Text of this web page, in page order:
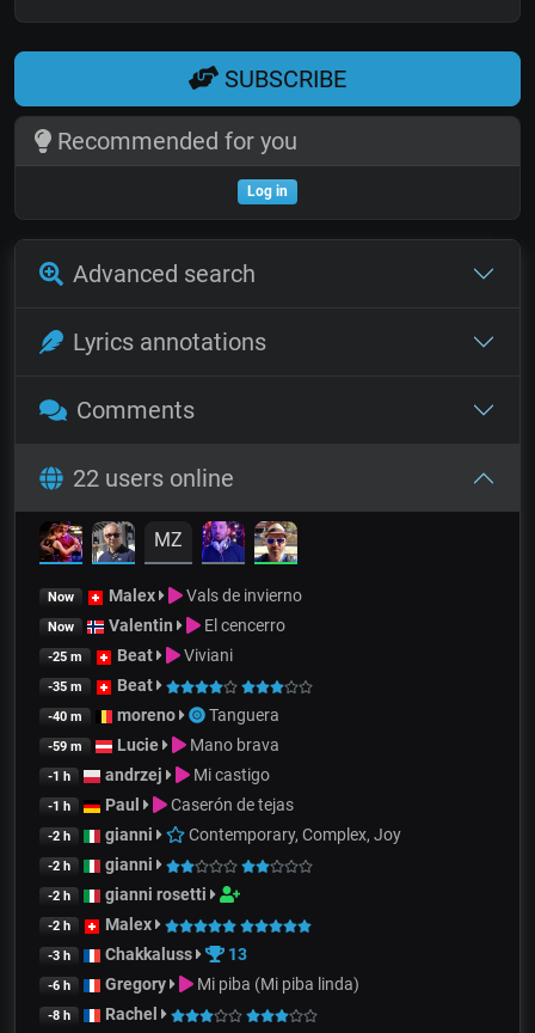
SUBSCRIBE
Recommended for you
Log in
Advanced search
Lyrics annotations
Comments
22 users online
MZ
Now Malex Vals de invierno
Now Valentin El cencerro
-25 m Beat Viviani
-35 m Beat
-40 m moreno Tanguera
-59 m Lucie Mano brava
-1 h andrzej Mi castigo
-1 h Paul Caserón de tejas
-2 h gianni Contemporary, Complex, Joy
-2 h gianni
-2 h gianni rosetti
-2 h Malex
-3 h Chakkaluss 13
-6 h Gregory Mi piba (Mi piba linda)
-8 h Rachel